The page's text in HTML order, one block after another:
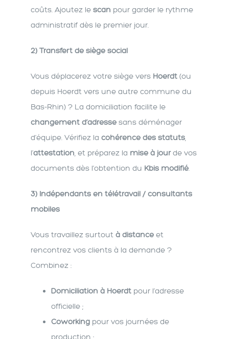
coûts. Ajoutez le scan pour garder le rythme
administratif dès le premier jour.
2) Transfert de siège social
Vous déplacerez votre siège vers Hoerdt (ou
depuis Hoerdt vers une autre commune du
Bas-Rhin) ? La domiciliation facilite le
changement d’adresse sans déménager
d’équipe. Vérifiez la cohérence des statuts
l’attestation , et préparez la mise à jourde vos
documents dès l’obtention du Kbis modifié.
3) Indépendants en télétravail / consultants
mobiles
Vous travaillez surtout à distance et
rencontrez vos clients à la demande ?
Combinez :
Domiciliation à Hoerdt pour l’adresse
officielle ;
Coworking pour vos journées de
production ;